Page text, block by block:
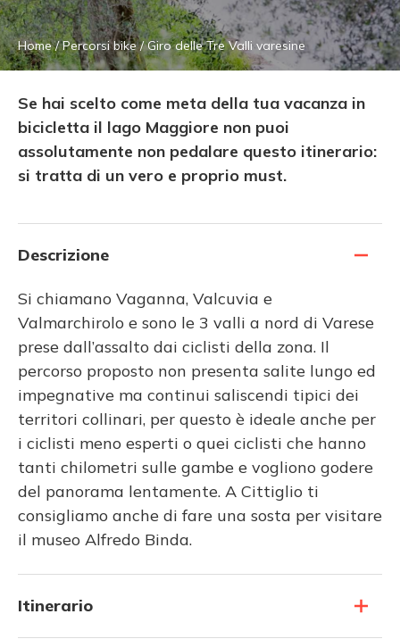
Home/Percorsi bike/Giro delle Tre Valli varesine
Se hai scelto come meta della tua vacanza in
bicicletta il lago Maggiore non puoi
assolutamente non pedalare questo itinerario:
si tratta di un vero e proprio must.
Descrizione
Si chiamano Vaganna, Valcuvia e
Valmarchirolo e sono le 3 valli a nord di Varese
prese dall’assalto dai ciclisti della zona. Il
percorso proposto non presenta salite lungo ed
impegnative ma continui saliscendi tipici dei
territori collinari, per questo è ideale anche per
i ciclisti meno esperti o quei ciclisti che hanno
tanti chilometri sulle gambe e vogliono godere
del panorama lentamente. A Cittiglio ti
consigliamo anche di fare una sosta per visitare
il museo Alfredo Binda.
Itinerario